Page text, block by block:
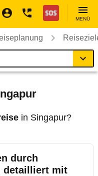
Nothilfe
MENÜ
in Singapur?
durch
detailliert mit